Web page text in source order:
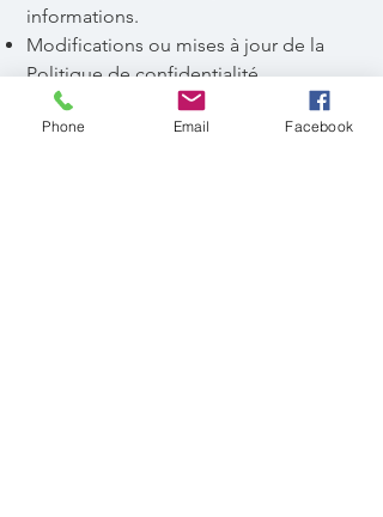
informations.
Modifications ou mises à jour de la
Politique de confidentialité.
Cliquez ici
pour des informations plus
Phone Email Facebook